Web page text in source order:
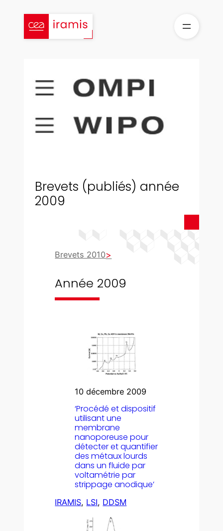
contenu
Brevets (publiés) année
2009
Brevets 2010
Année 2009
10 décembre 2009
‘Procédé et dispositif
utilisant une
membrane
nanoporeuse pour
détecter et quantifier
des métaux lourds
dans un fluide par
voltamétrie par
strippage anodique’
IRAMIS, LSI, DDSM